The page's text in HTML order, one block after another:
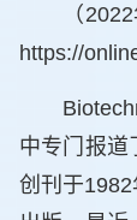
（
https://
中专门报道
创刊于